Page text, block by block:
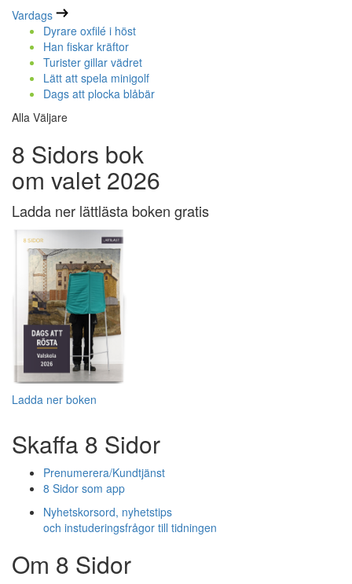
Vardags
Dyrare oxfilé i höst
Han fiskar kräftor
Turister gillar vädret
Lätt att spela minigolf
Dags att plocka blåbär
Alla Väljare
8 Sidors bok
om valet 2026
Ladda ner lättlästa boken gratis
Ladda ner boken
Skaffa 8 Sidor
Prenumerera/Kundtjänst
8 Sidor som app
Nyhetskorsord, nyhetstips
och instuderingsfrågor till tidningen
Om 8 Sidor